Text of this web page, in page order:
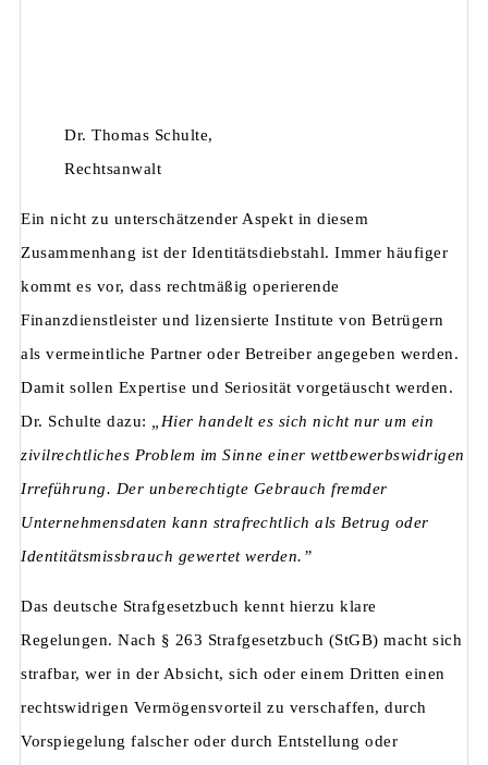
Dr. Thomas Schulte,
Rechtsanwalt
Ein nicht zu unterschätzender Aspekt in diesem
Zusammenhang ist der Identitätsdiebstahl. Immer häufiger
kommt es vor, dass rechtmäßig operierende
Finanzdienstleister und lizensierte Institute von Betrügern
als vermeintliche Partner oder Betreiber angegeben werden.
Damit sollen Expertise und Seriosität vorgetäuscht werden.
Dr. Schulte dazu:
„Hier handelt es sich nicht nur um ein
zivilrechtliches Problem im Sinne einer wettbewerbswidrigen
Irreführung. Der unberechtigte Gebrauch fremder
Unternehmensdaten kann strafrechtlich als Betrug oder
Identitätsmissbrauch gewertet werden.”
Das deutsche Strafgesetzbuch kennt hierzu klare
Regelungen. Nach § 263 Strafgesetzbuch (StGB) macht sich
strafbar, wer in der Absicht, sich oder einem Dritten einen
rechtswidrigen Vermögensvorteil zu verschaffen, durch
Vorspiegelung falscher oder durch Entstellung oder